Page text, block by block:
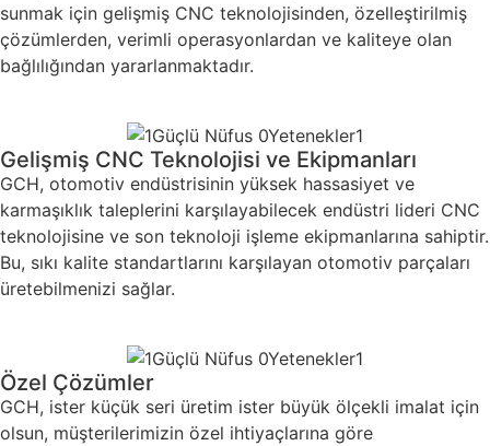
sunmak için gelişmiş CNC teknolojisinden, özelleştirilmiş
çözümlerden, verimli operasyonlardan ve kaliteye olan
bağlılığından yararlanmaktadır.
Gelişmiş CNC Teknolojisi ve Ekipmanları
GCH, otomotiv endüstrisinin yüksek hassasiyet ve
karmaşıklık taleplerini karşılayabilecek endüstri lideri CNC
teknolojisine ve son teknoloji işleme ekipmanlarına sahiptir.
Bu, sıkı kalite standartlarını karşılayan otomotiv parçaları
üretebilmenizi sağlar.
Özel Çözümler
GCH, ister küçük seri üretim ister büyük ölçekli imalat için
olsun, müşterilerimizin özel ihtiyaçlarına göre